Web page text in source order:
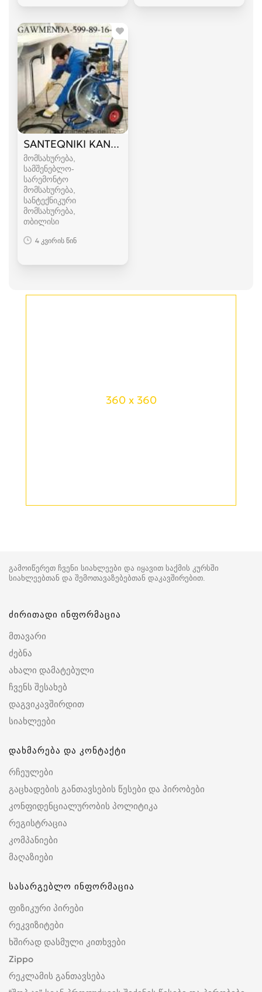
SANTEQNIKI KANALIZACIIS GAWMENDA 599
მომსახურება,
სამშენებლო-
სარემონტო
მომსახურება,
სანტექნიკური
მომსახურება
თბილისი
4 კვირის წინ
360 x 360
გამოიწერეთ ჩვენი სიახლეები და იყავით საქმის კურსში
სიახლეებთან და შემოთავაზებებთან დაკავშირებით.
ძირითადი ინფორმაცია
მთავარი
ძებნა
ახალი დამატებული
ჩვენს შესახებ
დაგვიკავშირდით
სიახლეები
დახმარება და კონტაქტი
რჩეულები
გაცხადების განთავსების წესები და პირობები
კონფიდენციალურობის პოლიტიკა
რეგისტრაცია
კომპანიები
მაღაზიები
სასარგებლო ინფორმაცია
ფიზიკური პირები
რეკვიზიტები
ხშირად დასმული კითხვები
Zippo
რეკლამის განთავსება